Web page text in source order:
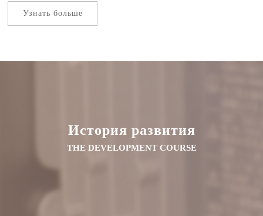
Узнать больше
История развития
THE DEVELOPMENT COURSE